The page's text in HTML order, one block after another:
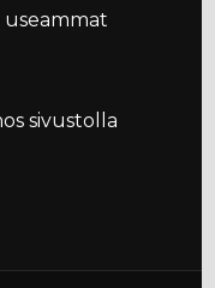
useammat
sivustolla